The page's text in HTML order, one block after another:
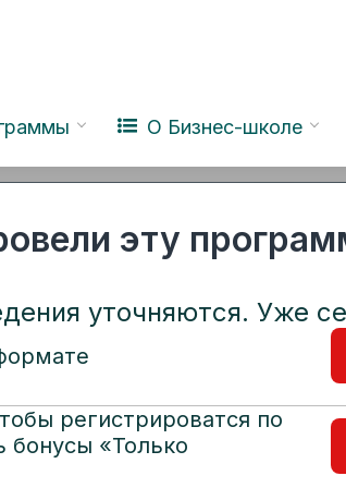
эту
уточняются. Уже
регистрироватся по
«Только
О Бизнес-школе
Бизнес Лига
Модули MBA Стоимость